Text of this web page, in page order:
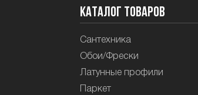
Каталог товаров
Сантехника
Обои/Фрески
Латунные профили
Паркет